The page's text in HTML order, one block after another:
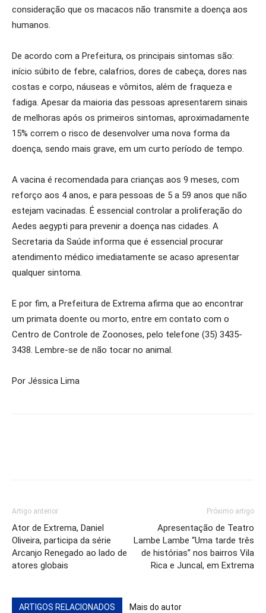
consideração que os macacos não transmite a doença aos
humanos.
De acordo com a Prefeitura, os principais sintomas são:
início súbito de febre, calafrios, dores de cabeça, dores nas
costas e corpo, náuseas e vômitos, além de fraqueza e
fadiga. Apesar da maioria das pessoas apresentarem sinais
de melhoras após os primeiros sintomas, aproximadamente
15% correm o risco de desenvolver uma nova forma da
doença, sendo mais grave, em um curto período de tempo.
A vacina é recomendada para crianças aos 9 meses, com
reforço aos 4 anos, e para pessoas de 5 a 59 anos que não
estejam vacinadas. É essencial controlar a proliferação do
Aedes aegypti para prevenir a doença nas cidades. A
Secretaria da Saúde informa que é essencial procurar
atendimento médico imediatamente se acaso apresentar
qualquer sintoma.
E por fim, a Prefeitura de Extrema afirma que ao encontrar
um primata doente ou morto, entre em contato com o
Centro de Controle de Zoonoses, pelo telefone (35) 3435-
3438. Lembre-se de não tocar no animal.
Por Jéssica Lima
Artigo anterior
Ator de Extrema, Daniel
Oliveira, participa da série
Arcanjo Renegado ao lado de
atores globais
Próximo artigo
Apresentação de Teatro
Lambe Lambe “Uma tarde três
de histórias” nos bairros Vila
Rica e Juncal, em Extrema
ARTIGOS RELACIONADOS Mais do autor